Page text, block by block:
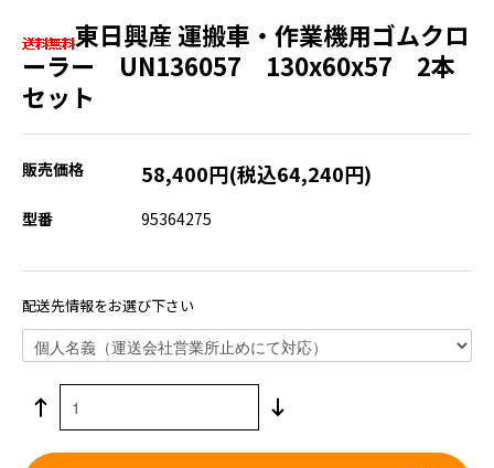
東日興産 運搬車・作業機用ゴムクロ
ーラー UN136057 130x60x57 2本
セット
販売価格 58,400円(税込64,240円)
型番 95364275
配送先情報をお選び下さい